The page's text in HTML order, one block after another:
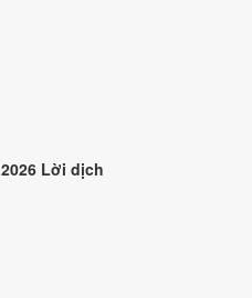
2026Lời dịch